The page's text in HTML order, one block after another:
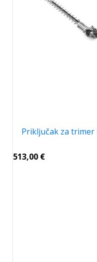
Priključak za trimer
513,00 €